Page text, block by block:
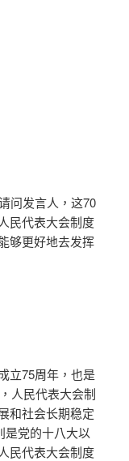
问发言人，这70
民代表大会制度
够更好地去发挥
立75周年，也是
人民代表大会制
和社会长期稳定
是党的十八大以
民代表大会制度